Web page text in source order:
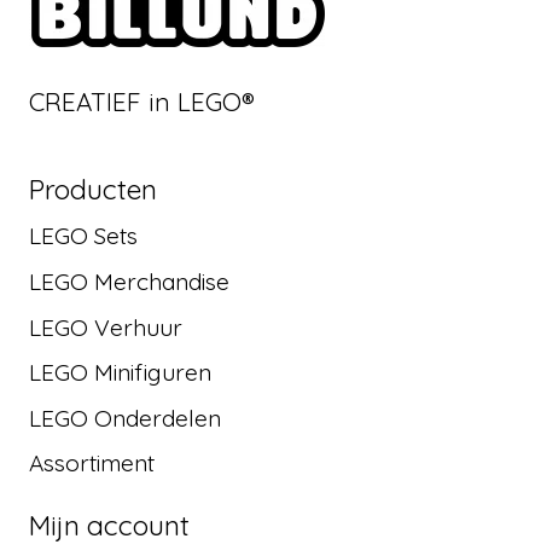
CREATIEF in LEGO®
Producten
LEGO Sets
LEGO Merchandise
LEGO Verhuur
LEGO Minifiguren
LEGO Onderdelen
Assortiment
Mijn account